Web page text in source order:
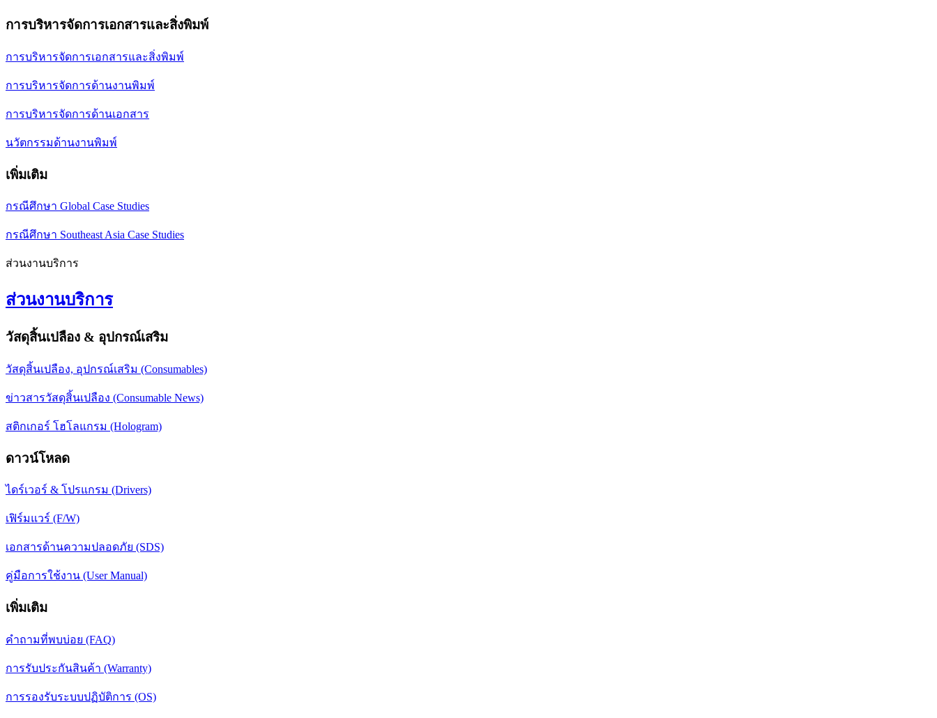
การบริหารจัดการเอกสารและสิ่งพิมพ์
การบริหารจัดการเอกสารและสิ่งพิมพ์
การบริหารจัดการด้านงานพิมพ์
การบริหารจัดการด้านเอกสาร
นวัตกรรมด้านงานพิมพ์
เพิ่มเติม
กรณีศึกษา Global Case Studies
กรณีศึกษา Southeast Asia Case Studies
ส่วนงานบริการ
ส่วนงานบริการ
วัสดุสิ้นเปลือง & อุปกรณ์เสริม
วัสดุสิ้นเปลือง, อุปกรณ์เสริม (Consumables)
ข่าวสารวัสดุสิ้นเปลือง (Consumable News)
สติกเกอร์ โฮโลแกรม (Hologram)
ดาวน์โหลด
ไดร์เวอร์ & โปรแกรม (Drivers)
เฟิร์มแวร์ (F/W)
เอกสารด้านความปลอดภัย (SDS)
คู่มือการใช้งาน (User Manual)
เพิ่มเติม
คำถามที่พบบ่อย (FAQ)
การรับประกันสินค้า (Warranty)
การรองรับระบบปฏิบัติการ (OS)